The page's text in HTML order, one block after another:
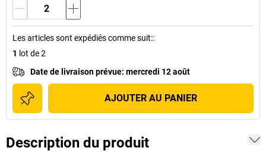
Les articles sont expédiés comme suit::
1 lot de 2
Date de livraison prévue: mercredi 12 août
AJOUTER AU PANIER
Description du produit